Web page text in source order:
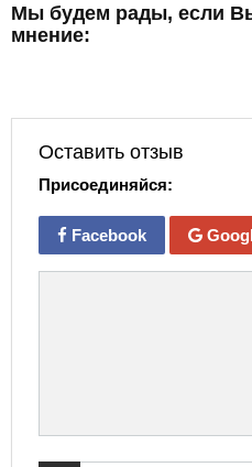
Мы будем рады, если
мнение:
Оставить отзыв
Присоединяйся:
Facebook